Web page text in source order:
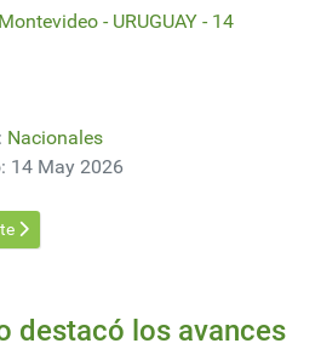
- URUGUAY - 14
Nacionales
14 May 2026
la zafra de soja 2026 en Nueva
siguiente: El picudo rojo llegó a la
destacó los avances